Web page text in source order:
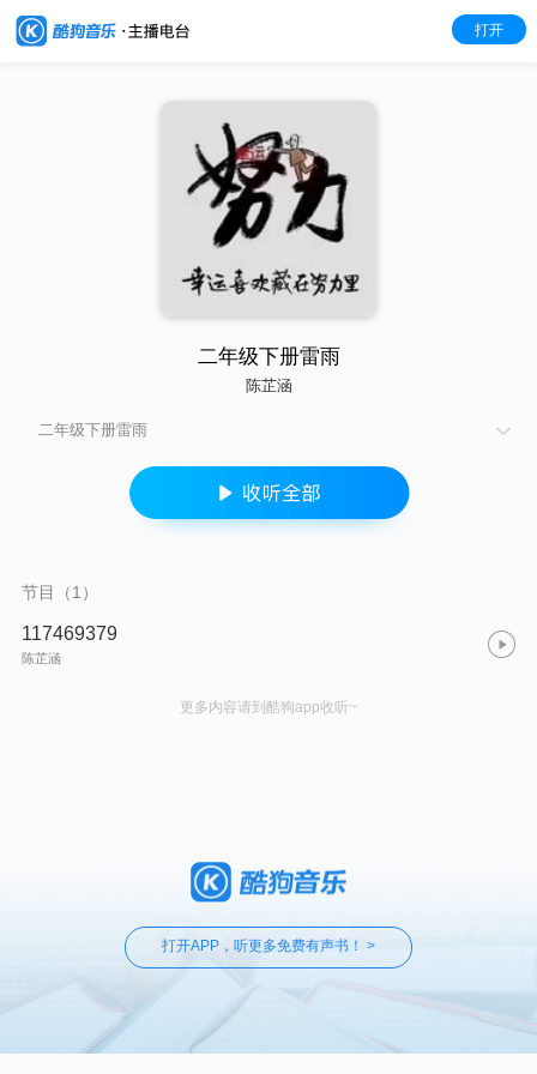
打开
二年级下册雷雨
陈芷涵
二年级下册雷雨
节目（1）
117469379
陈芷涵
更多内容请到酷狗app收听~
打开APP，听更多免费有声书！ >